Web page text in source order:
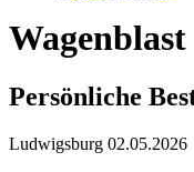
Persönliche
Ludwigsburg 02.05.2026